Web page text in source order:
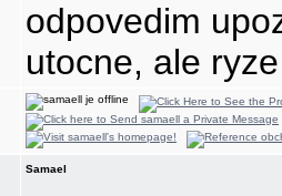
odpovedim
utocne, ale
Samael